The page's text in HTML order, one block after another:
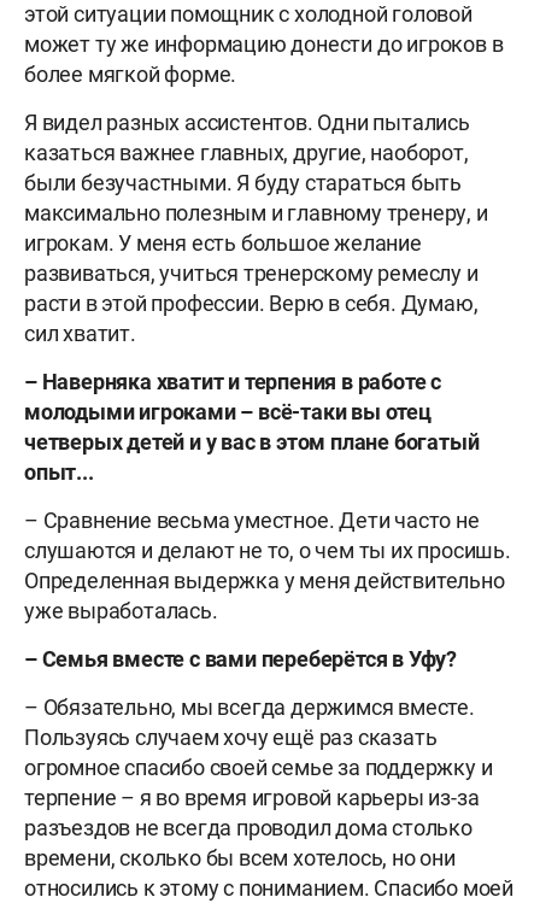
этой ситуации помощник с холодной головой
может ту же информацию донести до игроков в
более мягкой форме.
Я видел разных ассистентов. Одни пытались
казаться важнее главных, другие, наоборот,
были безучастными. Я буду стараться быть
максимально полезным и главному тренеру, и
игрокам. У меня есть большое желание
развиваться, учиться тренерскому ремеслу и
расти в этой профессии. Верю в себя. Думаю,
сил хватит.
– Наверняка хватит и терпения в работе с
молодыми игроками – всё-таки вы отец
четверых детей и у вас в этом плане богатый
опыт...
– Сравнение весьма уместное. Дети часто не
слушаются и делают не то, о чем ты их просишь.
Определенная выдержка у меня действительно
уже выработалась.
– Семья вместе с вами переберётся в Уфу?
– Обязательно, мы всегда держимся вместе.
Пользуясь случаем хочу ещё раз сказать
огромное спасибо своей семье за поддержку и
терпение – я во время игровой карьеры из-за
разъездов не всегда проводил дома столько
времени, сколько бы всем хотелось, но они
относились к этому с пониманием. Спасибо моей